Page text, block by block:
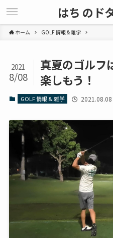
はち のド
ホーム GOLF 情報 & 雑学
真夏のゴルフ
楽しもう！
2021
8/08
GOLF 情報 & 雑学 2021.08.08